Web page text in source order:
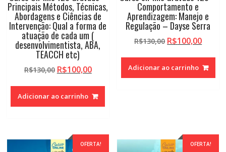
Principais Métodos, Técnicas,
Abordagens e Ciências de
Intervenção: Qual a forma de
atuação de cada um (
desenvolvimentista, ABA,
TEACCH etc)
R$130,00 O
original
era:
R$100,00O
atual
é:
Adicionar ao carrinho
Comportamento e
Aprendizagem: Manejo e
Regulação – Dayse Serra
R$130,00 O
original
era:
R$100,00O
atual
é:
Adicionar ao carrinho
OFERTA! OFERTA!